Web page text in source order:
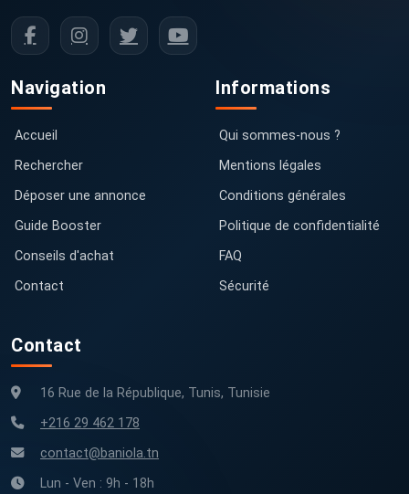
Navigation
Accueil
Rechercher
Déposer une annonce
Guide Booster
Conseils d'achat
Contact
Informations
Qui sommes-nous ?
Mentions légales
Conditions générales
Politique de confidentialité
FAQ
Sécurité
Contact
16 Rue de la République, Tunis, Tunisie
+216 29 462 178
contact@baniola.tn
Lun - Ven : 9h - 18h